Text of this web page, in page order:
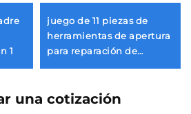
1
juego de 11 piezas de
herramientas de apertura
para reparación de
electrónicos
una cotización